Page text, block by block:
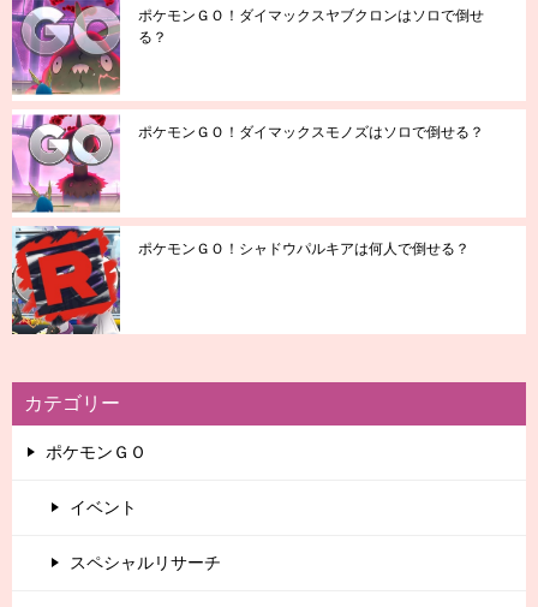
ポケモンＧＯ！ダイマックスヤブクロンはソロで倒せ
る？
ポケモンＧＯ！ダイマックスモノズはソロで倒せる？
ポケモンＧＯ！シャドウパルキアは何人で倒せる？
カテゴリー
ポケモンＧＯ
イベント
スペシャルリサーチ